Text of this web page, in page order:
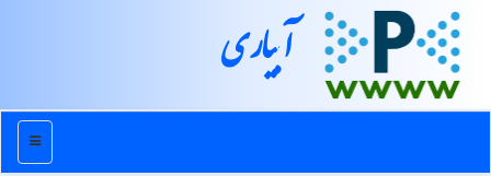
آبیاری
منو